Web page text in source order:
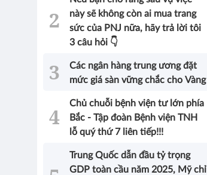
được câu trả lời!
này sẽ không còn ai mua trang
sức của PNJ nữa, hãy trả lời tôi
3 câu hỏi 👇
Các ngân hàng trung ương đặt
mức giá sàn vững chắc cho Vàng
Chủ chuỗi bệnh viện tư lớn phía
Bắc - Tập đoàn Bệnh viện TNH
lỗ quý thứ 7 liên tiếp!!!
Trung Quốc dẫn đầu tỷ trọng
GDP toàn cầu năm 2025, Mỹ chỉ